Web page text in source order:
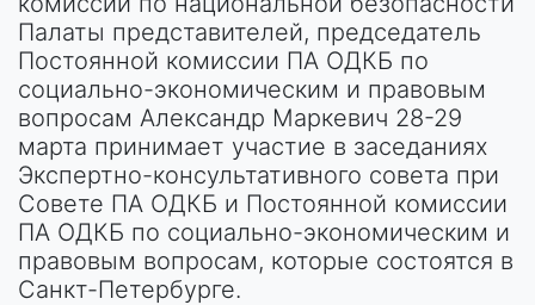
Палаты представителей, председатель
Постоянной комиссии ПА ОДКБ по
социально-экономическим и правовым
вопросам Александр Маркевич 28-29
марта принимает участие в заседаниях
Экспертно-консультативного совета при
Совете ПА ОДКБ и Постоянной комиссии
ПА ОДКБ по социально-экономическим и
правовым вопросам, которые состоятся в
Санкт-Петербурге.